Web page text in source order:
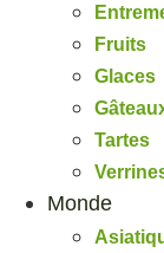
Fruits
Glaces
Tartes
Monde